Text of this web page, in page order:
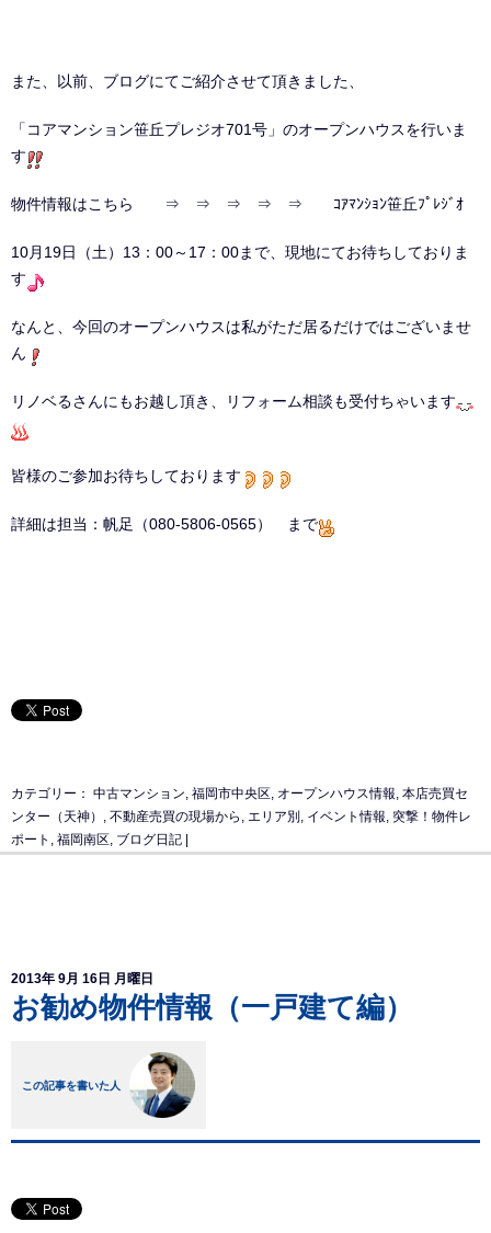
また、以前、ブログにてご紹介させて頂きました、
「コアマンション笹丘プレジオ701号」のオープンハウスを行いま
す
物件情報はこちら ⇒ ⇒ ⇒ ⇒ ⇒ ｺｱﾏﾝｼｮﾝ笹丘ﾌﾟﾚｼﾞｵ
10月19日（土）13：00～17：00まで、現地にてお待ちしておりま
す
なんと、今回のオープンハウスは私がただ居るだけではございませ
ん
リノベるさんにもお越し頂き、リフォーム相談も受付ちゃいます
皆様のご参加お待ちしております
詳細は担当：帆足（080-5806-0565） まで
カテゴリー： 中古マンション, 福岡市中央区, オープンハウス情報, 本店売買セ
ンター（天神） , 不動産売買の現場から , エリア別 , イベント情報, 突撃！物件レ
ポート , 福岡南区, ブログ日記
2013年 9月 16日 月曜日
お勧め物件情報（一戸建て編）
この記事を書いた人